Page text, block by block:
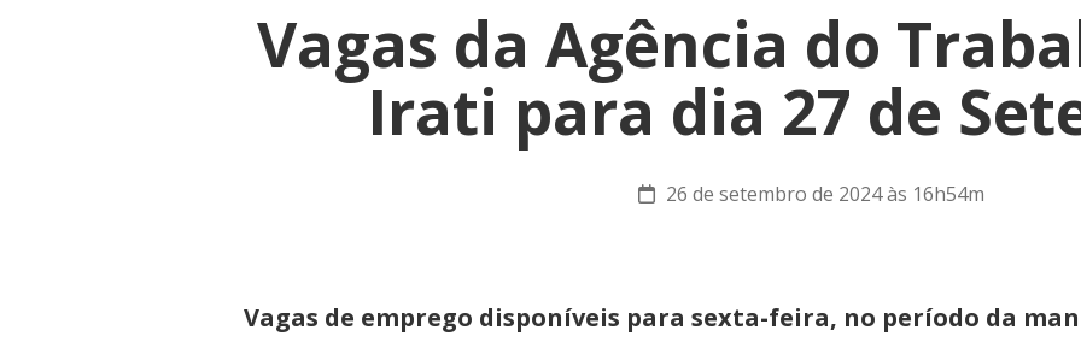
Vagas da Agência do
Irati para dia 27 de
26 de setembro de 2024 às 16h54m
Vagas de emprego disponíveis para sexta-feira, no período da